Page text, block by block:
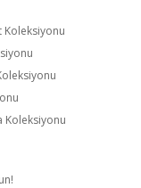
Koleksiyonu
Koleksiyonu